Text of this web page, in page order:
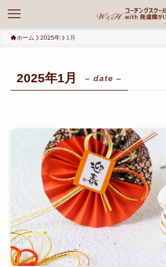
ホーム 2025年 1月
2025年1月 – date –